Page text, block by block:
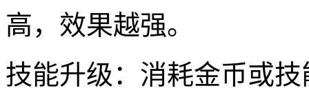
高，效果越强。
技能升级：消耗金币或